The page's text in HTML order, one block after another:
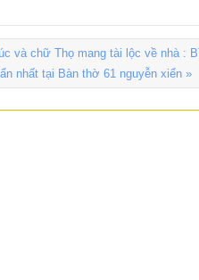
và chữ Thọ mang tài lộc về nhà :
nhất tại Bàn thờ 61 nguyễn xiển »